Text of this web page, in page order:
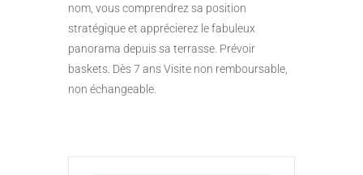
nom, vous comprendrez sa position
stratégique et apprécierez le fabuleux
panorama depuis sa terrasse. Prévoir
baskets. Dès 7 ans Visite non remboursable,
non échangeable.